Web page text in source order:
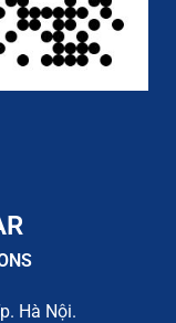
Hà Nội.